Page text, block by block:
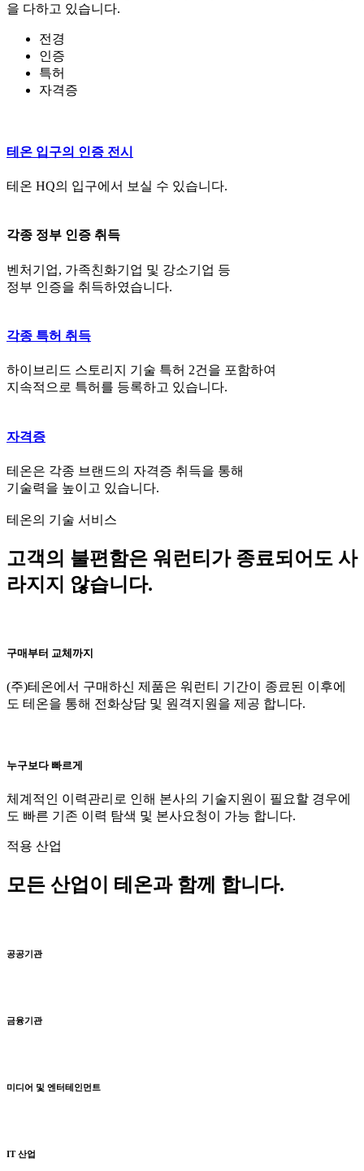
을 다하고 있습니다.
전경
인증
특허
자격증
테온 입구의 인증 전시
테온 HQ의 입구에서 보실 수 있습니다.
각종 정부 인증 취득
벤처기업, 가족친화기업 및 강소기업 등
정부 인증을 취득하였습니다.
각종 특허 취득
하이브리드 스토리지 기술 특허 2건을 포함하여
지속적으로 특허를 등록하고 있습니다.
자격증
테온은 각종 브랜드의 자격증 취득을 통해
기술력을 높이고 있습니다.
테온의 기술 서비스
고객의 불편함은 워런티가 종료되어도 사
라지지 않습니다.
구매부터 교체까지
(주)테온에서 구매하신 제품은 워런티 기간이 종료된 이후에
도 테온을 통해 전화상담 및 원격지원을 제공 합니다.
누구보다 빠르게
체계적인 이력관리로 인해 본사의 기술지원이 필요할 경우에
도 빠른 기존 이력 탐색 및 본사요청이 가능 합니다.
적용 산업
모든 산업이 테온과 함께 합니다.
공공기관
금융기관
미디어 및 엔터테인먼트
IT 산업